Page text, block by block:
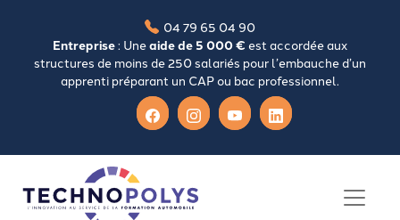
04 79 65 04 90
Entreprise: Uneaide de 5 000 € est accordée aux
structures de moins de 250 salariés pour l’embauche d’un
apprenti préparant un CAP ou bac professionnel.